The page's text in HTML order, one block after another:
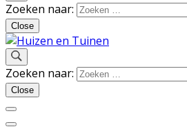
Zoeken naar:
Close
Huizen en Tuinen
Inspiratie voor wonen en tuinieren
Zoeken naar:
Close